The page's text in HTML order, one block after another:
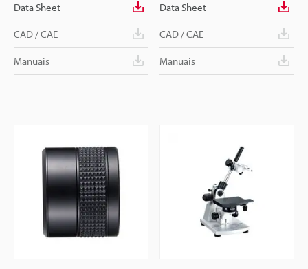
Data Sheet
CAD / CAE
Manuais
Data Sheet
CAD / CAE
Manuais